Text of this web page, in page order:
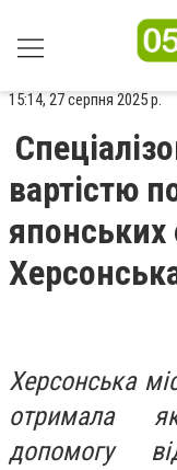
15:14, 27 серпня 2025 р.
вартістю
японських
Херсонська
отримала
допомогу